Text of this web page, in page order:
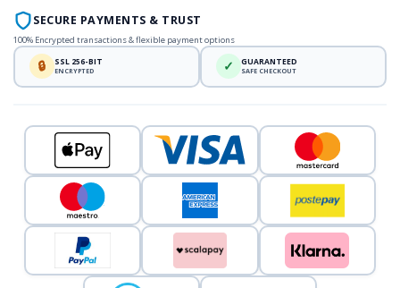
SECURE PAYMENTS & TRUST
100% Encrypted transactions & flexible payment options
🔒 SSL 256-BIT
ENCRYPTED ✓ GUARANTEED
SAFE CHECKOUT